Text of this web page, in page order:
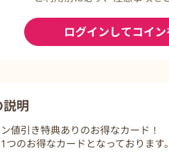
ログインしてコイ
説明
値引き特典ありのお得なカード！
つのお得なカードとなっております